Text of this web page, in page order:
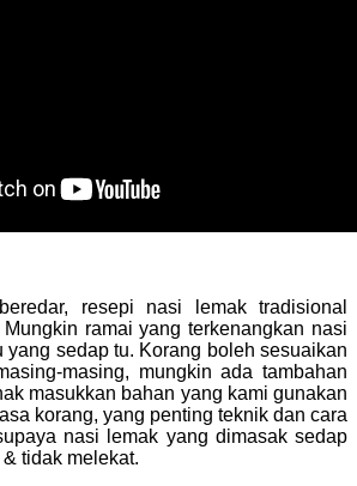
resepi nasi lemak tradisional
ramai yang terkenangkan nasi
yang sedap tu. Korang boleh sesuaikan
masing, mungkin ada tambahan
masukkan bahan yang kami gunakan
korang, yang penting teknik dan cara
nasi lemak yang dimasak sedap
tidak melekat.